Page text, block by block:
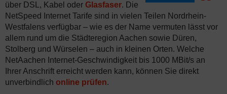
über DSL, Kabel oder Glasfaser. Die
NetSpeed Internet Tarife sind in vielen Teilen Nordrhein-
Westfalens verfügbar – wie es der Name vermuten lässt vor
allem rund um die Städteregion Aachen sowie Düren,
Stolberg und Würselen – auch in kleinen Orten. Welche
NetAachen Internet-Geschwindigkeit bis 1000 MBit/s an
Ihrer Anschrift erreicht werden kann, können Sie direkt
unverbindlich online prüfen.